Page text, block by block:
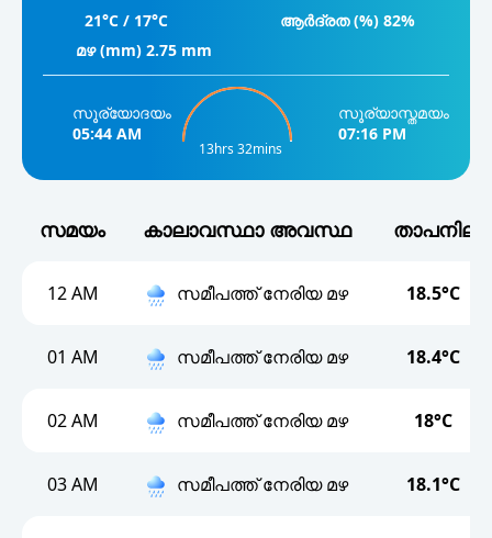
18°
18°
10 PM
11 PM
21°C / 17°C
ആർദ്രത (%) 82%
മഴ (mm) 2.75 mm
സൂര്യോദയം
05:44 AM
13hrs 32mins
സൂര്യാസ്തമയം
07:16 PM
സമയം കാലാവസ്ഥാ അവസ്ഥ താപനില
12 AM സമീപത്ത് നേരിയ മഴ 18.5°C
01 AM സമീപത്ത് നേരിയ മഴ 18.4°C
02 AM സമീപത്ത് നേരിയ മഴ 18°C
03 AM സമീപത്ത് നേരിയ മഴ 18.1°C